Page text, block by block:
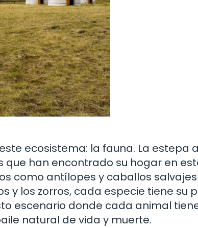
ecosistema: la fauna. La estepa
han encontrado su hogar en
como antílopes y caballos
y los zorros, cada especie tiene su
escenario donde cada animal
natural de vida y muerte.